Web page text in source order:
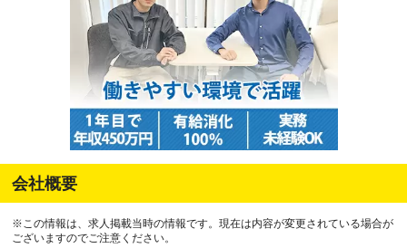
会社概要
※この情報は、求人掲載当時の情報です。現在は内容が変更されている場合が
ございますのでご注意ください。